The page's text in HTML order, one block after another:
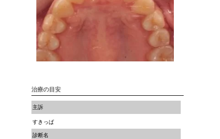
治療の目安
主訴
すきっぱ
診断名